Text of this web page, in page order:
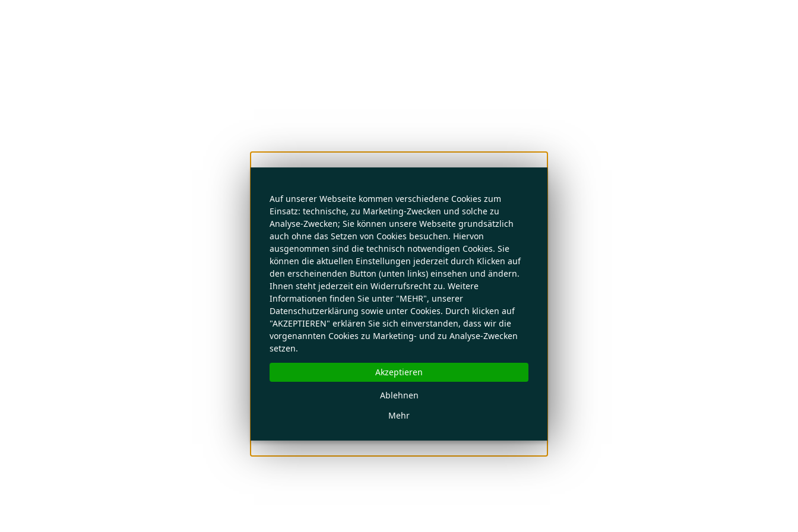
Auf unserer Webseite kommen verschiedene Cookies zum
Einsatz: technische, zu Marketing-Zwecken und solche zu
Analyse-Zwecken; Sie können unsere Webseite grundsätzlich
auch ohne das Setzen von Cookies besuchen. Hiervon
ausgenommen sind die technisch notwendigen Cookies. Sie
können die aktuellen Einstellungen jederzeit durch Klicken auf
den erscheinenden Button (unten links) einsehen und ändern.
Ihnen steht jederzeit ein Widerrufsrecht zu. Weitere
Informationen finden Sie unter "MEHR", unserer
Datenschutzerklärung sowie unter Cookies. Durch klicken auf
"AKZEPTIEREN" erklären Sie sich einverstanden, dass wir die
vorgenannten Cookies zu Marketing- und zu Analyse-Zwecken
setzen.
Mehr
Ablehnen
Akzeptieren